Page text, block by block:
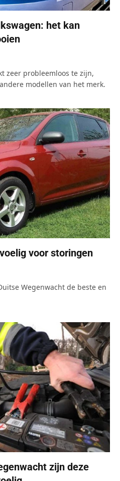
het kan
zeer probleemloos te zijn,
modellen van het merk.
voor storingen
Wegenwacht de beste en
zijn deze